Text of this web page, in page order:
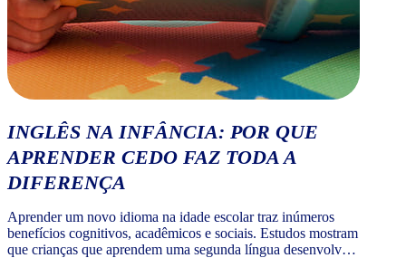
INGLÊS NA INFÂNCIA: POR QUE
APRENDER CEDO FAZ TODA A
DIFERENÇA
Aprender um novo idioma na idade escolar traz inúmeros
benefícios cognitivos, acadêmicos e sociais. Estudos mostram
que crianças que aprendem uma segunda língua desenvolvem